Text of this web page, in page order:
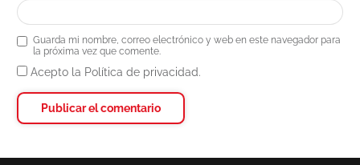
Guarda mi nombre, correo electrónico y web en este navegador para
la próxima vez que comente.
Acepto la Política de privacidad.